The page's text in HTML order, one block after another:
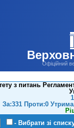
Офіційний
з питань
За:331 Проти:0
- Вибрати зі